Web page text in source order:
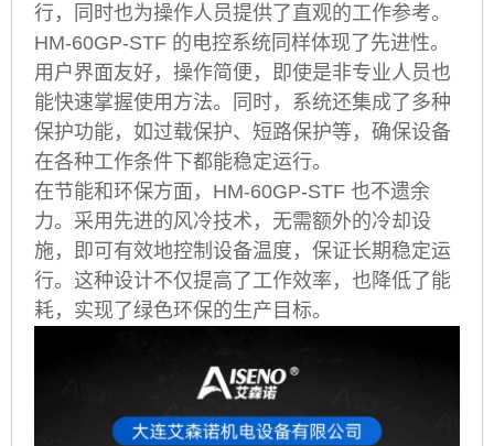
行，同时也为操作人员提供了直观的工作参考。
HM-60GP-STF 的电控系统同样体现了先进性。
用户界面友好，操作简便，即使是非专业人员也
能快速掌握使用方法。同时，系统还集成了多种
保护功能，如过载保护、短路保护等，确保设备
在各种工作条件下都能稳定运行。
在节能和环保方面，HM-60GP-STF 也不遗余
力。采用先进的风冷技术，无需额外的冷却设
施，即可有效地控制设备温度，保证长期稳定运
行。这种设计不仅提高了工作效率，也降低了能
耗，实现了绿色环保的生产目标。